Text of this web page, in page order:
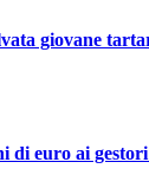
giovane
di euro ai